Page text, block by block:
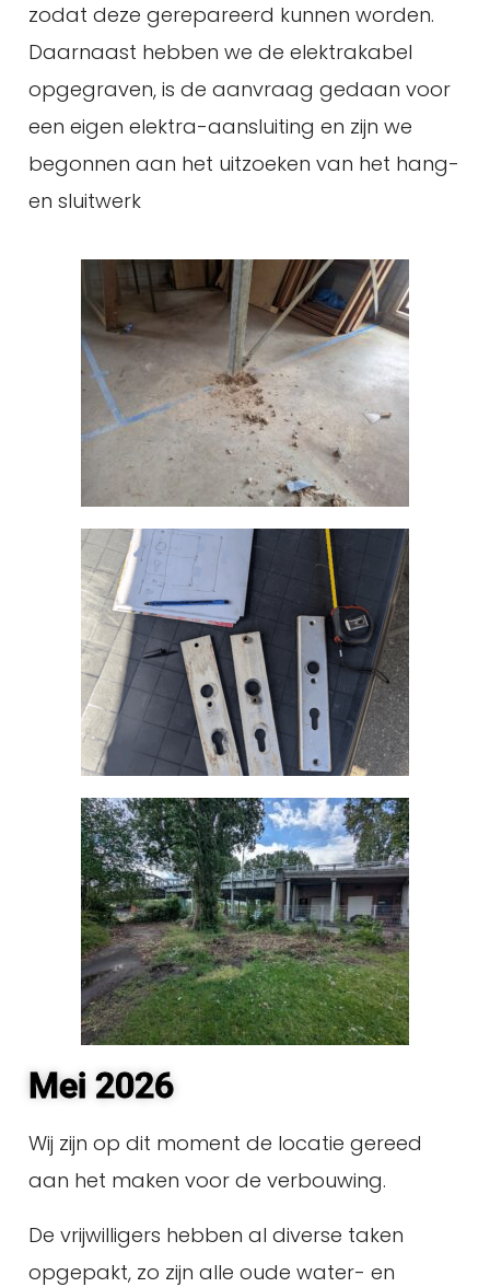
zodat deze gerepareerd kunnen worden.
Daarnaast hebben we de elektrakabel
opgegraven, is de aanvraag gedaan voor
een eigen elektra-aansluiting en zijn we
begonnen aan het uitzoeken van het hang-
en sluitwerk
Mei 2026
Wij zijn op dit moment de locatie gereed
aan het maken voor de verbouwing.
De vrijwilligers hebben al diverse taken
opgepakt, zo zijn alle oude water- en